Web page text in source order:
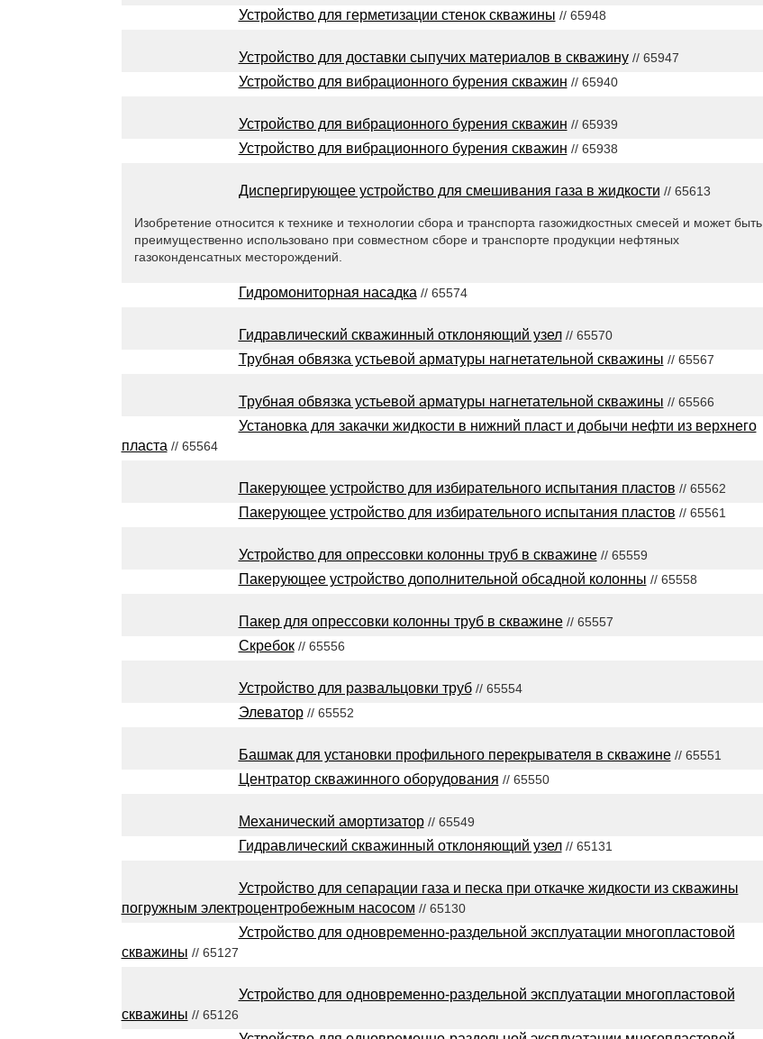
Устройство для герметизации стенок скважины // 65948
Устройство для доставки сыпучих материалов в скважину// 65947
Устройство для вибрационного бурения скважин // 65940
Устройство для вибрационного бурения скважин // 65939
Устройство для вибрационного бурения скважин // 65938
Диспергирующее устройство для смешивания газа в жидкости // 65613
Изобретение относится к технике и технологии сбора и транспорта газожидкостных смесей и может быть
преимущественно использовано при совместном сборе и транспорте продукции нефтяных
газоконденсатных месторождений.
Гидромониторная насадка// 65574
Гидравлический скважинный отклоняющий узел// 65570
Трубная обвязка устьевой арматуры нагнетательной скважины // 65567
Трубная обвязка устьевой арматуры нагнетательной скважины // 65566
Установка для закачки жидкости в нижний пласт и добычи нефти из верхнего
пласта// 65564
Пакерующее устройство для избирательного испытания пластов // 65562
Пакерующее устройство для избирательного испытания пластов // 65561
Устройство для опрессовки колонны труб в скважине// 65559
Пакерующее устройство дополнительной обсадной колонны // 65558
Пакер для опрессовки колонны труб в скважине// 65557
Скребок// 65556
Устройство для развальцовки труб// 65554
Элеватор// 65552
Башмак для установки профильного перекрывателя в скважине// 65551
Центратор скважинного оборудования // 65550
Механический амортизатор// 65549
Гидравлический скважинный отклоняющий узел// 65131
Устройство для сепарации газа и песка при откачке жидкости из скважины
погружным электроцентробежным насосом // 65130
Устройство для одновременно-раздельной эксплуатации многопластовой
скважины // 65127
Устройство для одновременно-раздельной эксплуатации многопластовой
скважины // 65126